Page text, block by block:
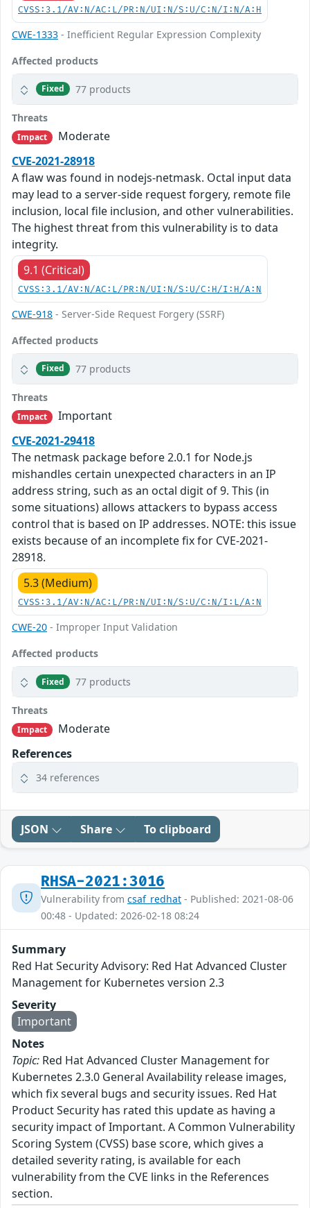
CVSS:3.1/AV:N/AC:L/PR:N/UI:N/S:U/C:N/I:N/A:H
CWE-1333 - Inefficient Regular Expression Complexity
Affected products
Fixed 77 products
Threats
Impact
Moderate
CVE-2021-28918
A flaw was found in nodejs-netmask. Octal input data
may lead to a server-side request forgery, remote file
inclusion, local file inclusion, and other vulnerabilities.
The highest threat from this vulnerability is to data
integrity.
9.1 (Critical)
CVSS:3.1/AV:N/AC:L/PR:N/UI:N/S:U/C:H/I:H/A:N
CWE-918 - Server-Side Request Forgery (SSRF)
Affected products
Fixed 77 products
Threats
Impact
Important
CVE-2021-29418
The netmask package before 2.0.1 for Node.js
mishandles certain unexpected characters in an IP
address string, such as an octal digit of 9. This (in
some situations) allows attackers to bypass access
control that is based on IP addresses. NOTE: this issue
exists because of an incomplete fix for CVE-2021-
28918.
5.3 (Medium)
CVSS:3.1/AV:N/AC:L/PR:N/UI:N/S:U/C:N/I:L/A:N
CWE-20 - Improper Input Validation
Affected products
Fixed 77 products
Threats
Impact
Moderate
References
34 references
JSON Share To clipboard
RHSA-2021:3016
Vulnerability from csaf_redhat - Published: 2021-08-06
00:48 - Updated: 2026-02-18 08:24
Summary
Red Hat Security Advisory: Red Hat Advanced Cluster
Management for Kubernetes version 2.3
Severity
Important
Notes
Topic: Red Hat Advanced Cluster Management for
Kubernetes 2.3.0 General Availability release images,
which fix several bugs and security issues. Red Hat
Product Security has rated this update as having a
security impact of Important. A Common Vulnerability
Scoring System (CVSS) base score, which gives a
detailed severity rating, is available for each
vulnerability from the CVE links in the References
section.